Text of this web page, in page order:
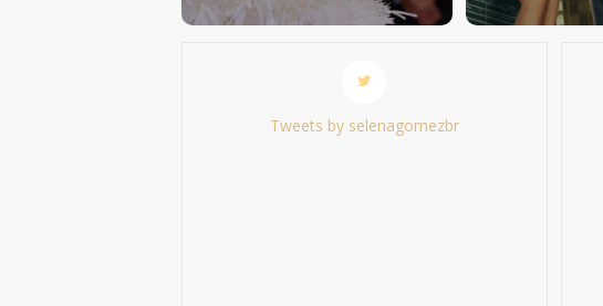
Tweets by selenagomezbr